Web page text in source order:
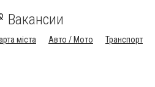
Вакансии
міста Авто / Мото Транспорт